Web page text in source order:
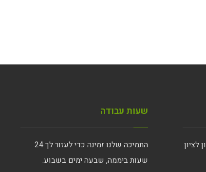
שעות עבודה
התמיכה שלנו זמינה כדי לעזור לך 24
שעות ביממה, שבעה ימים בשבוע.